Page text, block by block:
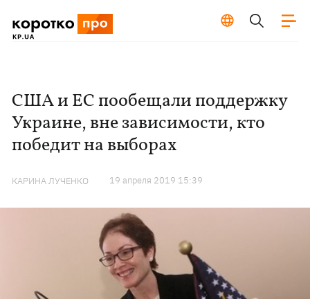
США и ЕС пообещали поддержку
Украине, вне зависимости, кто
победит на выборах
КАРИНА ЛУЧЕНКО 19 апреля 2019 15:39